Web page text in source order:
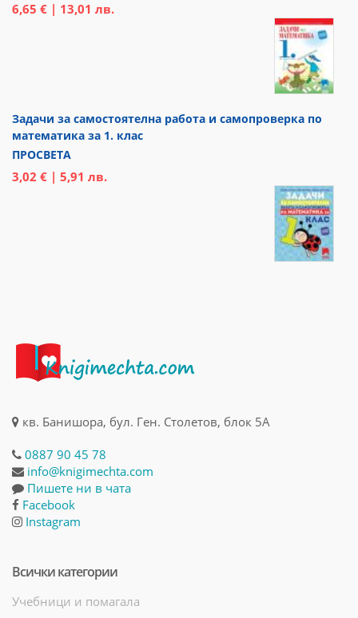
6,65 € | 13,01 лв.
Задачи за самостоятелна работа и самопроверка по
математика за 1. клас
ПРОСВЕТА
3,02 € | 5,91 лв.
кв. Банишора, бул. Ген. Столетов, блок 5А
0887 90 45 78
info@knigimechta.com
Пишете ни в чата
Facebook
Instagram
Всички категории
Учебници и помагала